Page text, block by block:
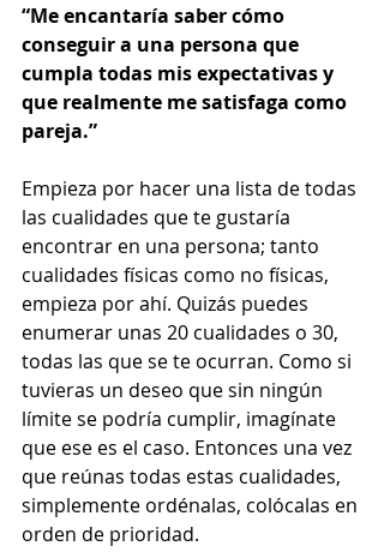
“Me encantaría saber cómo
conseguir a una persona que
cumpla todas mis expectativas y
que realmente me satisfaga como
pareja.”
Empieza por hacer una lista de todas
las cualidades que te gustaría
encontrar en una persona; tanto
cualidades físicas como no físicas,
empieza por ahí. Quizás puedes
enumerar unas 20 cualidades o 30,
todas las que se te ocurran. Como si
tuvieras un deseo que sin ningún
límite se podría cumplir, imagínate
que ese es el caso. Entonces una vez
que reúnas todas estas cualidades,
simplemente ordénalas, colócalas en
orden de prioridad.